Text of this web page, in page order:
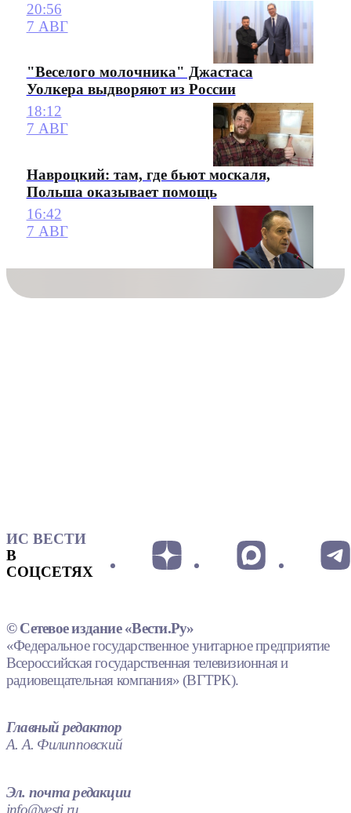
20:56
7 АВГ
"Веселого молочника" Джастаса
Уолкера выдворяют из России
18:12
7 АВГ
Навроцкий: там, где бьют москаля,
Польша оказывает помощь
16:42
7 АВГ
ИС ВЕСТИ
В
СОЦСЕТЯХ
© Сетевое издание «Вести.Ру»
«Федеральное государственное унитарное предприятие
Всероссийская государственная телевизионная и
радиовещательная компания» (ВГТРК).
Главный редактор
А. А. Филипповский
Эл. почта редакции
info@vesti.ru